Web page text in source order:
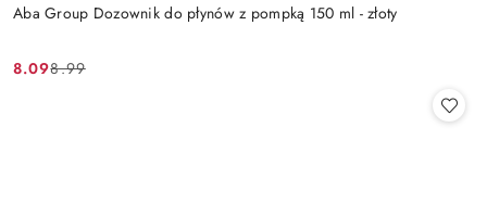
Aba Group Dozownik do płynów z pompką 150 ml - złoty
Cena
8.09
Cena8.99